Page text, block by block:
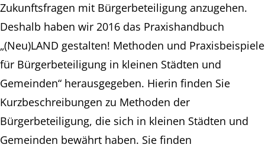
Zukunftsfragen mit Bürgerbeteiligung anzugehen.
Deshalb haben wir 2016 das Praxishandbuch
„(Neu)LAND gestalten! Methoden und Praxisbeispiele
für Bürgerbeteiligung in kleinen Städten und
Gemeinden“ herausgegeben. Hierin finden Sie
Kurzbeschreibungen zu Methoden der
Bürgerbeteiligung, die sich in kleinen Städten und
Gemeinden bewährt haben. Sie finden